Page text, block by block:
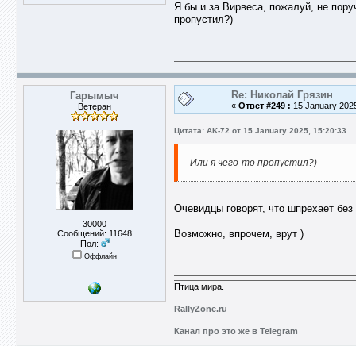
Я бы и за Вирвеса, пожалуй, не
пропустил?)
Гарымыч
Ветеран
30000
Сообщений: 11648
Пол:
Оффлайн
Re: Николай Грязин
« Ответ #249 : 15 January
Цитата: AK-72 от 15 January 2025, 15:20:33
Или я чего-то пропустил?)
Очевидцы говорят, что шпрехает
Возможно, впрочем, врут )
Птица мира.
RallyZone.ru
Канал про это же в Telegram